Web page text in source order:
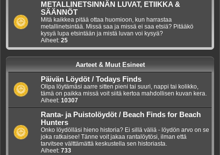
METALLINETSINNÄN LUVAT, ETIIKKA &
SÄÄNNÖT
Mitä kaikkea pitää ottaa huomioon, kun harrastaa
metallinetsintää. Missä saa ja missä ei saa etsiä? Pitääkö
kysyä lupa etsintään ja mistä luvan voi kysyä?
Aiheet: 25
Aarteet & Muut Esineet
Päivän Löydöt / Todays Finds
Olipa löytämäsi aarre sitten pieni tai suuri, nappi tai kolikko,
tämä on paikka missä voit siitä kertoa mahdollisen kuvan kera.
Aiheet: 10307
Ranta- ja Puistolöydöt / Beach Finds for Beach
Hunters
Onko löydölläsi hieno historia? Ei sillä väliä - löydön arvo on se
joka ratkaisee! Tänne voit jakaa rantalöytösi, ilman että
tarvitsee välttämättä keskustella sen historiasta.
Aiheet: 733